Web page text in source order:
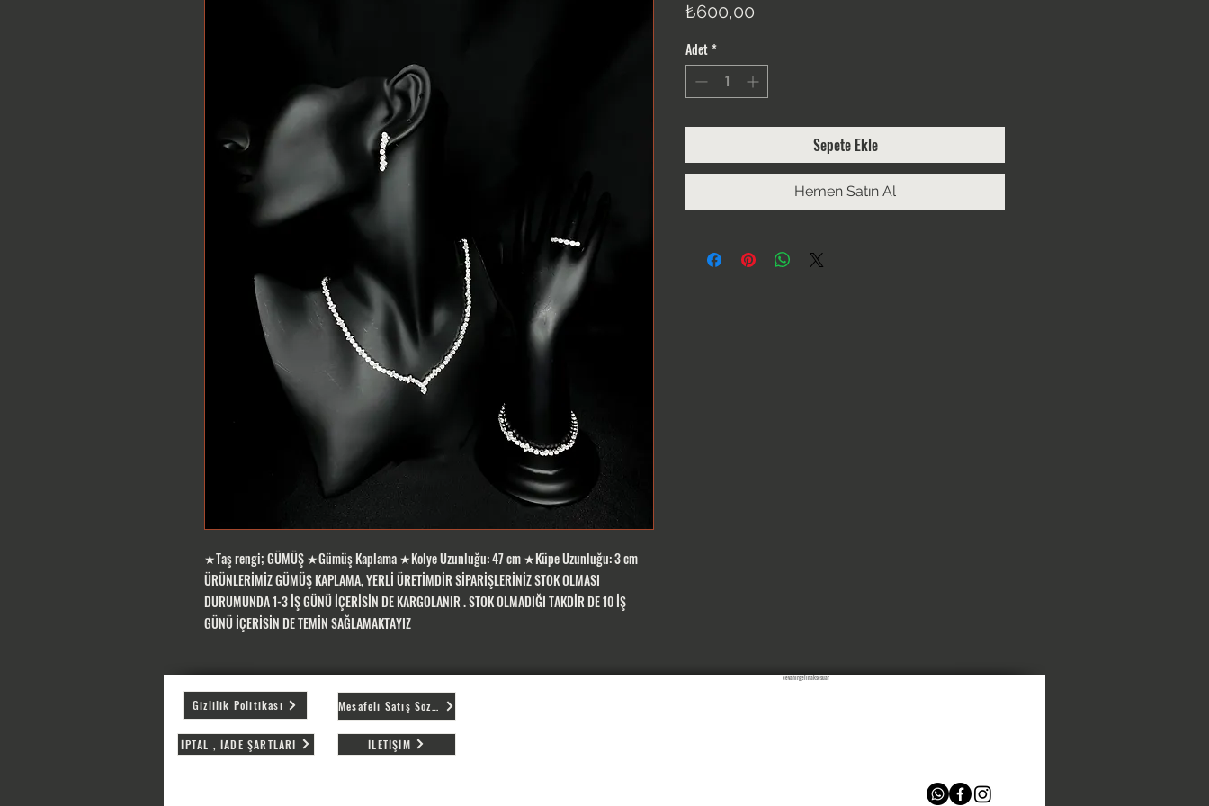
★Taş rengi; GÜMÜŞ ★Gümüş Kaplama ★Kolye Uzunluğu: 47 cm ★Küpe Uzunluğu: 3 cm
ÜRÜNLERİMİZ GÜMÜŞ KAPLAMA, YERLİ ÜRETİMDİR SİPARİŞLERİNİZ STOK OLMASI
DURUMUNDA 1-3 İŞ GÜNÜ İÇERİSİN DE KARGOLANIR . STOK OLMADIĞI TAKDİR DE 10 İŞ
GÜNÜ İÇERİSİN DE TEMİN SAĞLAMAKTAYIZ
₺600,00
Adet*
Sepete Ekle
Hemen Satın Al
Gizlilik Politikası
İPTAL , İADE ŞARTLARI İLETİŞİM
cevahirgelinaksesuar